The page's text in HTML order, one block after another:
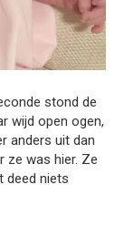
stond de
wijd open ogen,
anders uit dan
ze was hier. Ze
deed niets